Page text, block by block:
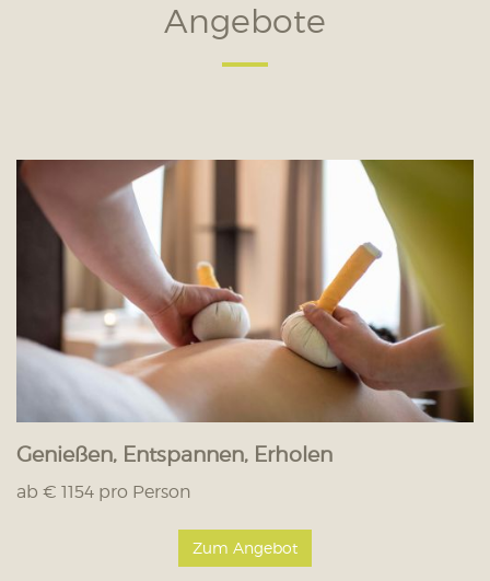
Angebote
Genießen, Entspannen, Erholen
ab € 1154 pro Person
Zum Angebot